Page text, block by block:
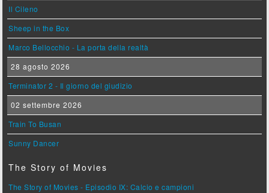
Il Cileno
Sheep in the Box
Marco Bellocchio - La porta della realtà
28 agosto 2026
Terminator 2 - Il giorno del giudizio
02 settembre 2026
Train To Busan
Sunny Dancer
The Story of Movies
The Story of Movies - Episodio IX: Calcio e campioni